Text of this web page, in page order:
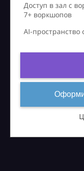
Доступ в зал с
7+ воркшопов
AI-